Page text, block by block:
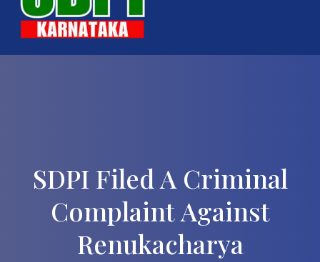
SDPI Filed A Criminal
Complaint Against
Renukacharya